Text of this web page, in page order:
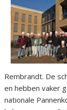
Rembrandt. De
en hebben vaker
nationale